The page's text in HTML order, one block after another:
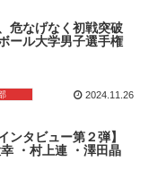
危なげなく初戦突破
ール大学男子選手権
2024.11.26
ンタビュー第２弾】
・村上連 ・澤田晶